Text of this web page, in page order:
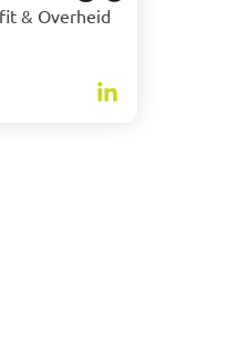
& Overheid